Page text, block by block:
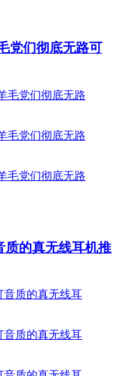
党们彻底无路可
的真无线耳机推